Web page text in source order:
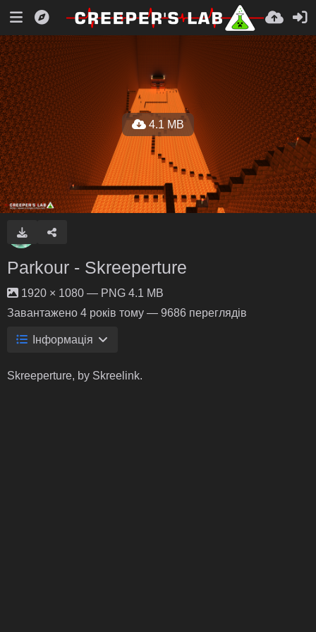
4.1 MB
Parkour - Skreeperture
1920 × 1080 — PNG 4.1 MB
Завантажено 4 років тому — 9686 переглядів
Інформація
Skreeperture, by Skreelink.